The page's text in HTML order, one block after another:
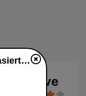
Live
bigFM Deutschrap rasiert live